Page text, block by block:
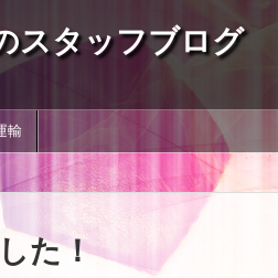
スタッフブログ
輸
た！